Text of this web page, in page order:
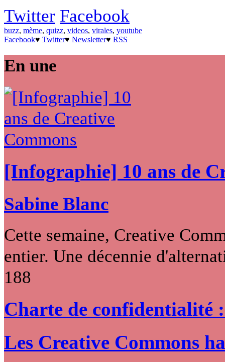
Twitter Facebook
buzz, mème, quizz, videos, virales, youtube
Facebook♥ Twitter♥ Newsletter♥ RSS
En une
[Infographie] 10 ans de
Sabine Blanc
Cette semaine, Creative
entier. Une décennie
188
Charte de confidentialité
Les Creative Commons